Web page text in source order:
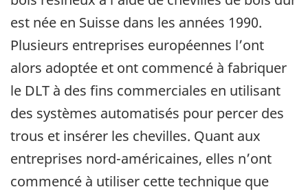
est née en Suisse dans les années 1990.
Plusieurs entreprises européennes l’ont
alors adoptée et ont commencé à fabriquer
le DLT à des fins commerciales en utilisant
des systèmes automatisés pour percer des
trous et insérer les chevilles. Quant aux
entreprises nord-américaines, elles n’ont
commencé à utiliser cette technique que